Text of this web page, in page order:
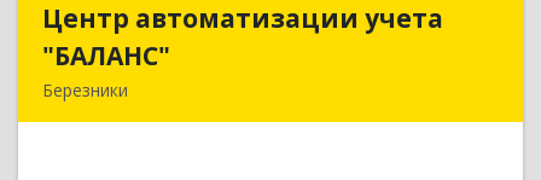
Центр автоматизации учета
"БАЛАНС"
Березники
Центр автоматизации учета